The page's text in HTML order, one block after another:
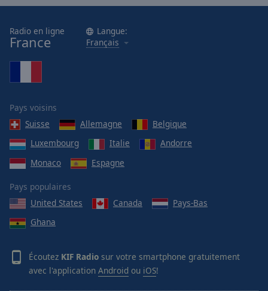
Radio en ligne
France
Langue:
Français
Pays voisins
Suisse
Allemagne
Belgique
Luxembourg
Italie
Andorre
Monaco
Espagne
Pays populaires
United States
Canada
Pays-Bas
Ghana
Écoutez KIF Radio sur votre smartphone gratuitement
avec l'application Android ou iOS!